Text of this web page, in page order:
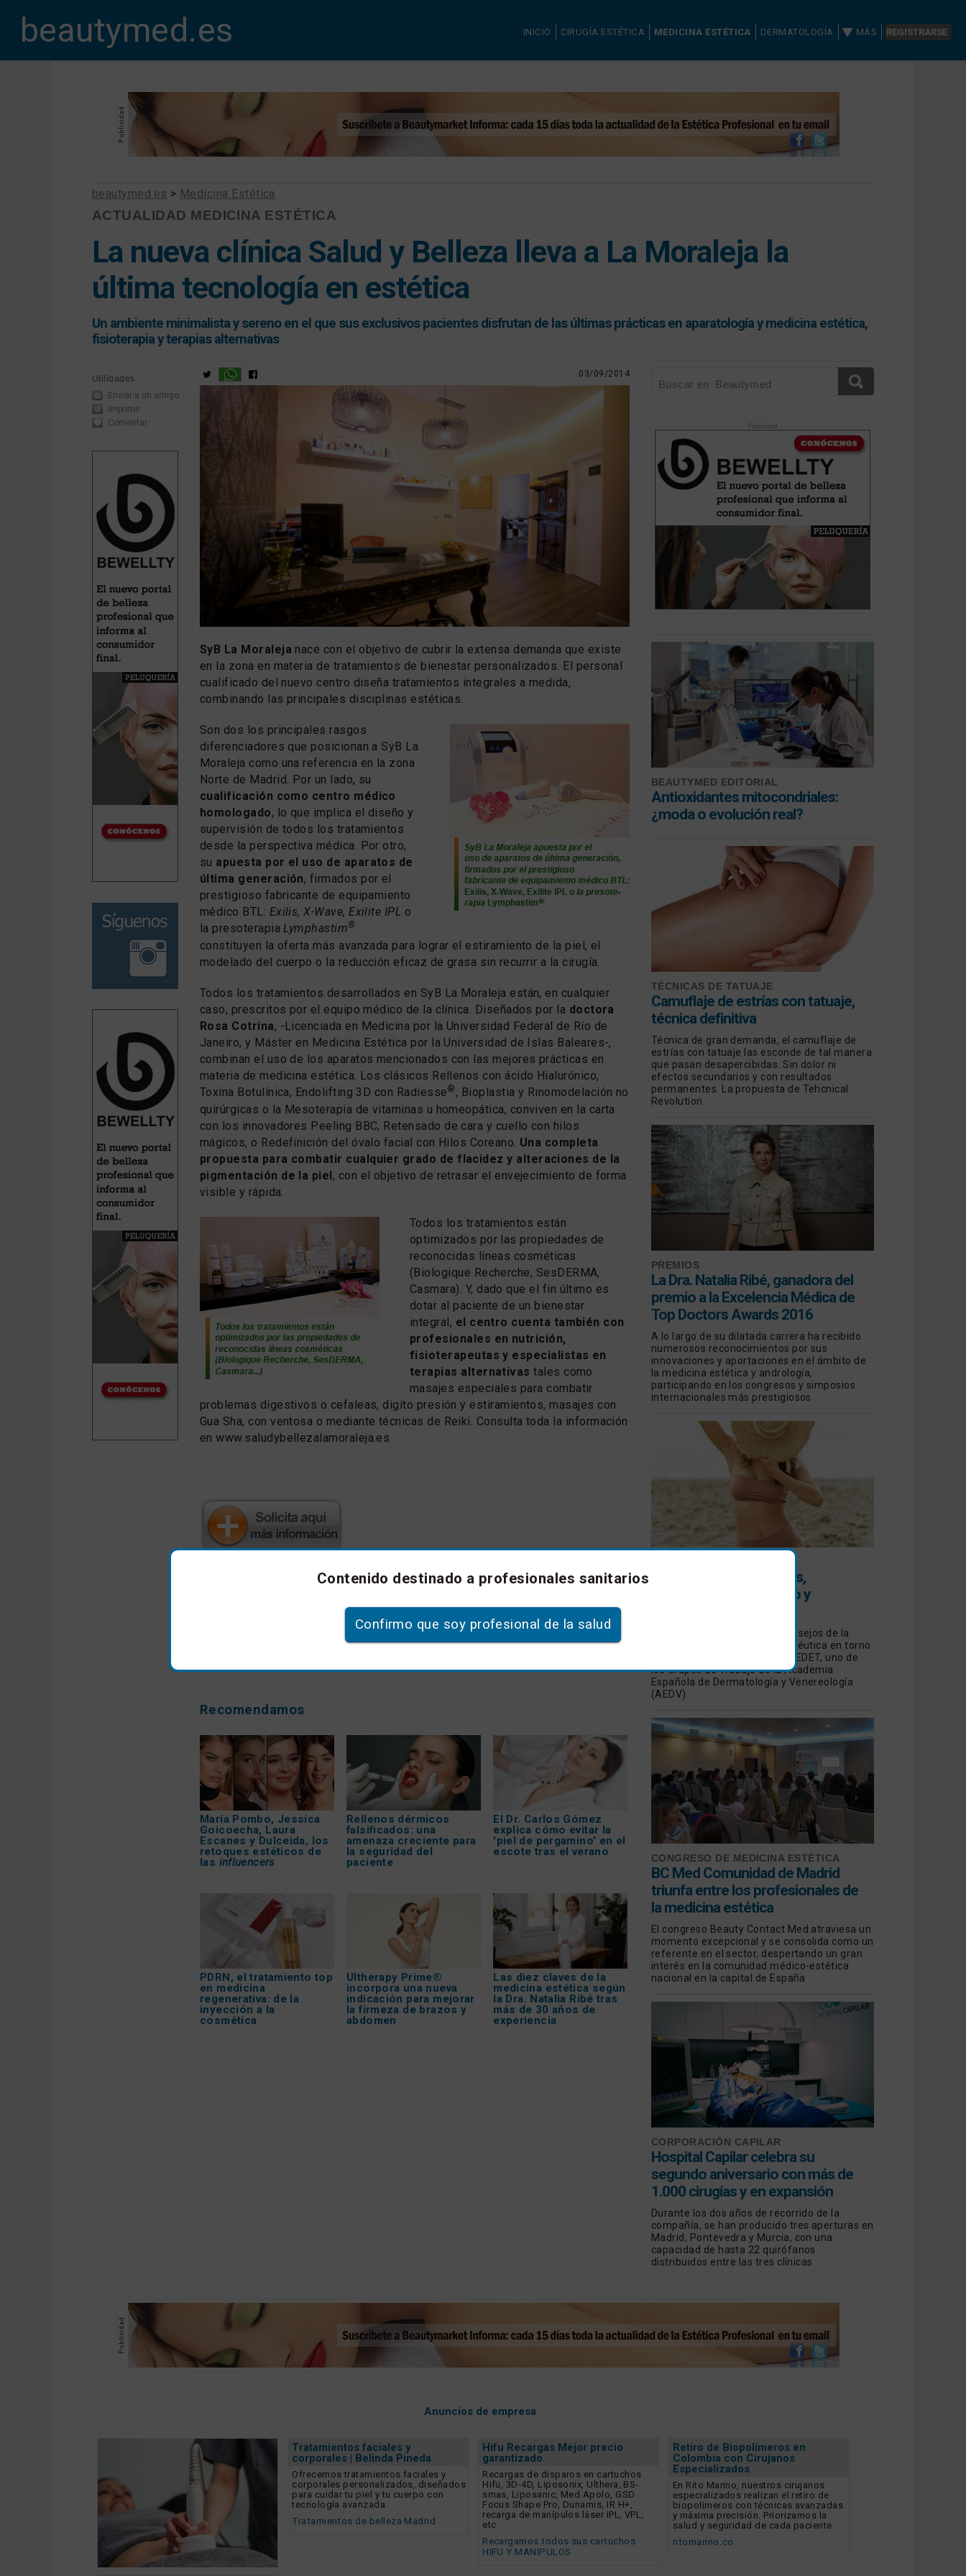
beautymed.es INICIO CIRUGÍA ESTÉTICA MEDICINA ESTÉTICA DERMATOLOGÍA MÁS REGISTRARSE
beautymed.es > Medicina Estética
ACTUALIDAD MEDICINA ESTÉTICA
La nueva clínica Salud y Belleza lleva a La Moraleja la
última tecnología en estética
Un ambiente minimalista y sereno en el que sus exclusivos pacientes disfrutan de las últimas prácticas en aparatología y medicina estética,
fisioterapia y terapias alternativas
Utilidades
Enviar a un amigo
Imprimir
Comentar
BEAUTYMED EDITORIAL
Antioxidantes mitocondriales:
¿moda o evolución real?
TÉCNICAS DE TATUAJE
Camuflaje de estrías con tatuaje,
técnica definitiva
Técnica de gran demanda, el camuflaje de
estrías con tatuaje las esconde de tal manera
que pasan desapercibidas. Sin dolor ni
efectos secundarios y con resultados
permanentes. La propuesta de Tehcnical
Revolution
PREMIOS
La Dra. Natalia Ribé, ganadora del
premio a la Excelencia Médica de
Top Doctors Awards 2016
A lo largo de su dilatada carrera ha recibido
numerosos reconocimientos por sus
innovaciones y aportaciones en el ámbito de
la medicina estética y andrología,
participando en los congresos y simposios
internacionales más prestigiosos
Todo sobre las manchas,
prevención, diagnóstico y
Revisamos las opiniones y consejos de la
Dermatología Estética y Terapéutica en torno
a las manchas de manos de GEDET, uno de
los Grupos de Trabajo de la Academia
Española de Dermatología y Venereología
(AEDV)
CONGRESO DE MEDICINA ESTÉTICA
BC Med Comunidad de Madrid
triunfa entre los profesionales de
la medicina estética
El congreso Beauty Contact Med atraviesa un
momento excepcional y se consolida como un
referente en el sector, despertando un gran
interés en la comunidad médico-estética
nacional en la capital de España
CORPORACIÓN CAPILAR
Hospital Capilar celebra su
segundo aniversario con más de
1.000 cirugías y en expansión
Durante los dos años de recorrido de la
compañía, se han producido tres aperturas en
Madrid, Pontevedra y Murcia, con una
capacidad de hasta 22 quirófanos
distribuidos entre las tres clínicas
03/09/2014
SyB La Moraleja nace con el objetivo de cubrir la extensa demanda que existe
en la zona en materia de tratamientos de bienestar personalizados. El personal
cualificado del nuevo centro diseña tratamientos integrales a medida,
combinando las principales disciplinas estéticas.
Son dos los principales rasgos
diferenciadores que posicionan a SyB La
Moraleja como una referencia en la zona
Norte de Madrid. Por un lado, su
cualificación como centro médico
homologado, lo que implica el diseño y
supervisión de todos los tratamientos
desde la perspectiva médica. Por otro,
su apuesta por el uso de aparatos de
última generación, firmados por el
prestigioso fabricante de equipamiento
médico BTL: Exilis, X-Wave, Exilite IPL o
la presoterapiaLymphastim®
constituyen la oferta más avanzada para lograr el estiramiento de la piel, el
modelado del cuerpo o la reducción eficaz de grasa sin recurrir a la cirugía.
Todos los tratamientos desarrollados en SyB La Moraleja están, en cualquier
caso, prescritos por el equipo médico de la clínica. Diseñados por la doctora
Rosa Cotrina, -Licenciada en Medicina por la Universidad Federal de Río de
Janeiro, y Máster en Medicina Estética por la Universidad de Islas Baleares-,
combinan el uso de los aparatos mencionados con las mejores prácticas en
materia de medicina estética. Los clásicos Rellenos con ácido Hialurónico,
Toxina Botulínica, Endolifting 3D con Radiesse®, Bioplastia y Rinomodelación no
quirúrgicas o la Mesoterapia de vitaminas u homeopática, conviven en la carta
con los innovadores Peeling BBC, Retensado de cara y cuello con hilos
mágicos, o Redefinición del óvalo facial con Hilos Coreano. Una completa
propuesta para combatir cualquier grado de flacidez y alteraciones de la
pigmentación de la piel, con el objetivo de retrasar el envejecimiento de forma
visible y rápida.
Todos los tratamientos están
optimizados por las propiedades de
reconocidas líneas cosméticas
(Biologique Recherche, SesDERMA,
Casmara). Y, dado que el fin último es
dotar al paciente de un bienestar
integral, el centro cuenta también con
profesionales en nutrición,
fisioterapeutas y especialistas en
terapias alternativas tales como
masajes especiales para combatir
problemas digestivos o cefaleas, digito presión y estiramientos, masajes con
Gua Sha, con ventosa o mediante técnicas de Reiki. Consulta toda la información
en www.saludybellezalamoraleja.es
Recomendamos
María Pombo, Jessica
Goicoecha, Laura
Escanes y Dulceida, los
retoques estéticos de
las influencers
Rellenos dérmicos
falsificados: una
amenaza creciente para
la seguridad del
paciente
El Dr. Carlos Gómez
explica cómo evitar la
'piel de pergamino' en el
escote tras el verano
PDRN, el tratamiento top
en medicina
regenerativa: de la
inyección a la
cosmética
Ultherapy Prime®
incorpora una nueva
indicación para mejorar
la firmeza de brazos y
abdomen
Las diez claves de la
medicina estética según
la Dra. Natalia Ribé tras
más de 30 años de
experiencia
Anuncios de empresa
Tratamientos faciales y
corporales | Belinda Pineda
Ofrecemos tratamientos faciales y
corporales personalizados, diseñados
para cuidar tu piel y tu cuerpo con
tecnología avanzada.
Tratamientos de belleza Madrid
Hifu Recargas Mejor precio
garantizado
Recargas de disparos en cartuchos
Hifu, 3D-4D, Liposonix, Ulthera, BS-
smas, Liposanic, Med Apolo, GSD
Focus Shape Pro, Dunamis, IR H+,
recarga de manípulos láser IPL, VPL,
etc.
Recargamos todos sus cartuchos
HIFU Y MANIPULOS
Retiro de Biopolímeros en
Colombia con Cirujanos
Especializados
En Rito Marino, nuestros cirujanos
especializados realizan el retiro de
biopolímeros con técnicas avanzadas
y máxima precisión. Priorizamos la
salud y seguridad de cada paciente.
ritomarino.co
Contenido destinado a profesionales sanitarios
Confirmo que soy profesional de la salud